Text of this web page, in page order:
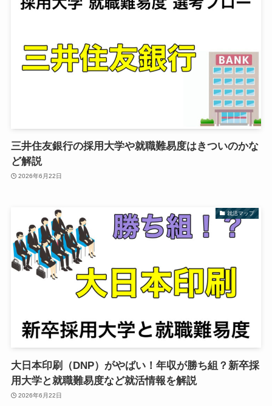
三井住友銀行の採用大学や就職難易度はきついのかな
ど解説
2026年6月22日
就活マップ
大日本印刷（DNP）がやばい！年収が勝ち組？新卒採
用大学と就職難易度など就活情報を解説
2026年6月22日